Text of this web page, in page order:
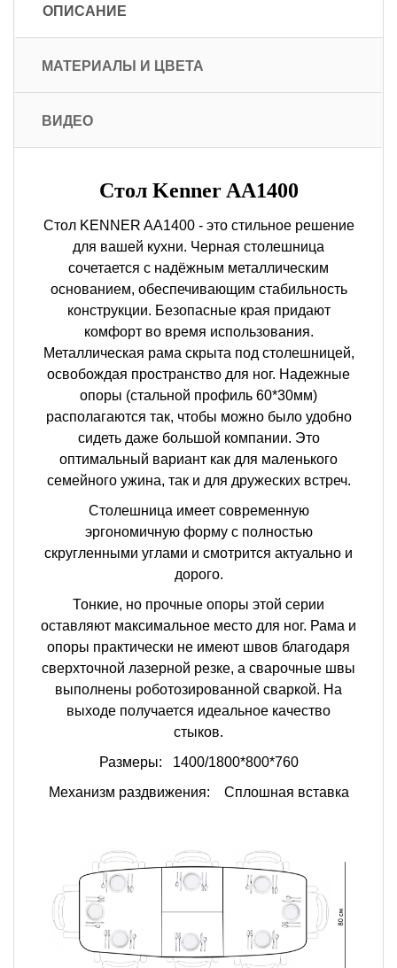
ОПИСАНИЕ
МАТЕРИАЛЫ И ЦВЕТА
ВИДЕО
Стол Kenner AA1400
Стол KENNER AA1400 - это стильное решение
для вашей кухни. Черная столешница
сочетается с надёжным металлическим
основанием, обеспечивающим стабильность
конструкции. Безопасные края придают
комфорт во время использования.
Металлическая рама скрыта под столешницей,
освобождая пространство для ног. Надежные
опоры (стальной профиль 60*30мм)
располагаются так, чтобы можно было удобно
сидеть даже большой компании. Это
оптимальный вариант как для маленького
семейного ужина, так и для дружеских встреч.
Столешница имеет современную
эргономичную форму с полностью
скругленными углами и смотрится актуально и
дорого.
Тонкие, но прочные опоры этой серии
оставляют максимальное место для ног. Рама и
опоры практически не имеют швов благодаря
сверхточной лазерной резке, а сварочные швы
выполнены роботозированной сваркой. На
выходе получается идеальное качество
стыков.
Размеры:
1400/1800*800*760
Механизм раздвижения: Сплошная вставка